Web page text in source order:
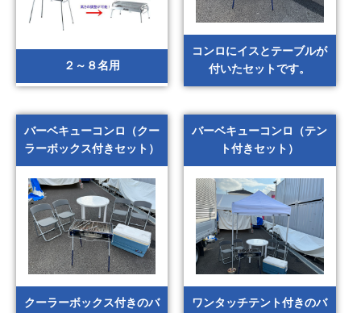
２～８名用
コンロにイスとテーブルが
付いたセットです。
バーベキューコンロ（クー
ラーボックス付きセット）
クーラーボックス付きのバ
バーベキューコンロ（テン
ト付きセット）
ワンタッチテント付きのバ